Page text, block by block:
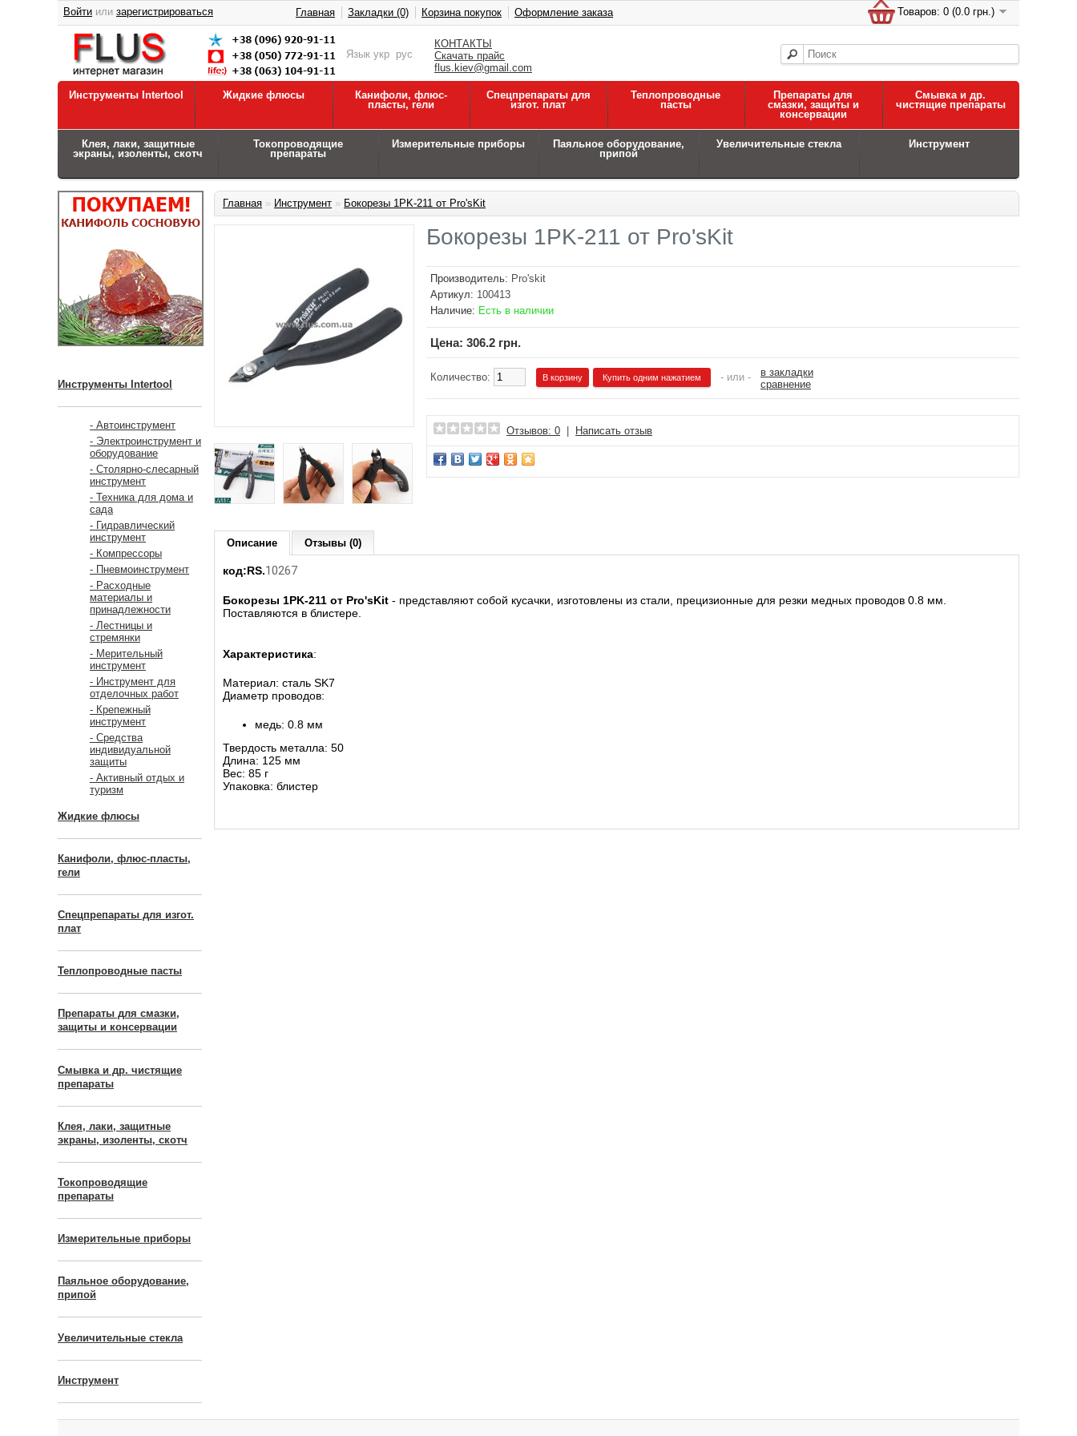
КОНТАКТЫ
Скачать прайс
flus.kiev@gmail.com
Язык укр рус
Товаров: 0 (0.0 грн.)
Войти или зарегистрироваться Главная Закладки (0) Корзина покупок Оформление заказа
Инструменты Intertool Жидкие флюсы
Канифоли, флюс-
пласты, гели
Спецпрепараты для
изгот. плат
Теплопроводные
пасты
Препараты для
смазки, защиты и
консервации
Смывка и др.
чистящие препараты
Клея, лаки, защитные
экраны, изоленты, скотч
Токопроводящие
препараты
Измерительные приборы
Паяльное оборудование,
припой
Увеличительные стекла Инструмент
Инструменты Intertool
- Автоинструмент
- Электроинструмент и
оборудование
- Столярно-слесарный
инструмент
- Техника для дома и
сада
- Гидравлический
инструмент
- Компрессоры
- Пневмоинструмент
- Расходные
материалы и
принадлежности
- Лестницы и
стремянки
- Мерительный
инструмент
- Инструмент для
отделочных работ
- Крепежный
инструмент
- Средства
индивидуальной
защиты
- Активный отдых и
туризм
Жидкие флюсы
Канифоли, флюс-пласты,
гели
Спецпрепараты для изгот.
плат
Теплопроводные пасты
Препараты для смазки,
защиты и консервации
Смывка и др. чистящие
препараты
Клея, лаки, защитные
экраны, изоленты, скотч
Токопроводящие
препараты
Измерительные приборы
Паяльное оборудование,
припой
Увеличительные стекла
Инструмент
Главная » Инструмент » Бокорезы 1PK-211 от Pro'sKit
Бокорезы 1PK-211 от Pro'sKit
Производитель: Pro'skit
Артикул: 100413
Наличие: Есть в наличии
Цена: 306.2 грн.
Количество: Купить одним нажатием - или -
в закладки
сравнение
Отзывов: 0 Написать отзыв
Описание Отзывы (0)
код:RS.10267
Бокорезы 1PK-211 от Pro'sKit - представляют собой кусачки, изготовлены из стали, прецизионные для резки медных проводов 0.8 мм.
Поставляются в блистере.
Характеристика:
Материал: сталь SK7
Диаметр проводов:
медь: 0.8 мм
Твердость металла: 50
Длина: 125 мм
Вес: 85 г
Упаковка: блистер